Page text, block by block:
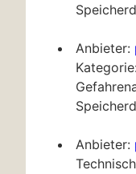
Anbieter:
Anbieter: